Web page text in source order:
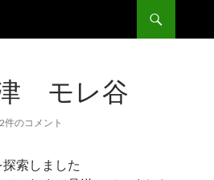
モレ谷
2件のコメント
索しました